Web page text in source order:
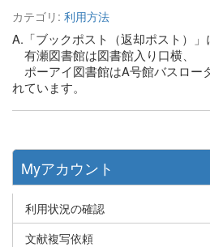
カテゴリ: 利用方法
A.「ブックポスト（返却ポスト）」
有瀬図書館は図書館入り口横、
ポーアイ図書館はA号館バスロー
れています。
Myアカウント
利用状況の確認
文献複写依頼